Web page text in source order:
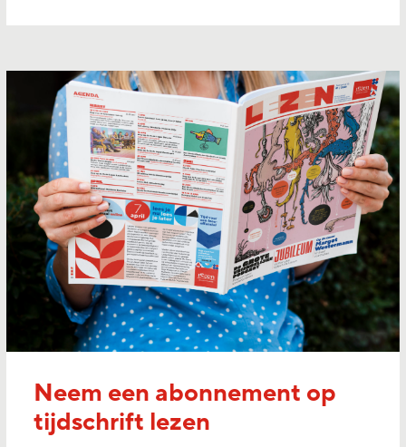
Neem een abonnement op
tijdschrift lezen